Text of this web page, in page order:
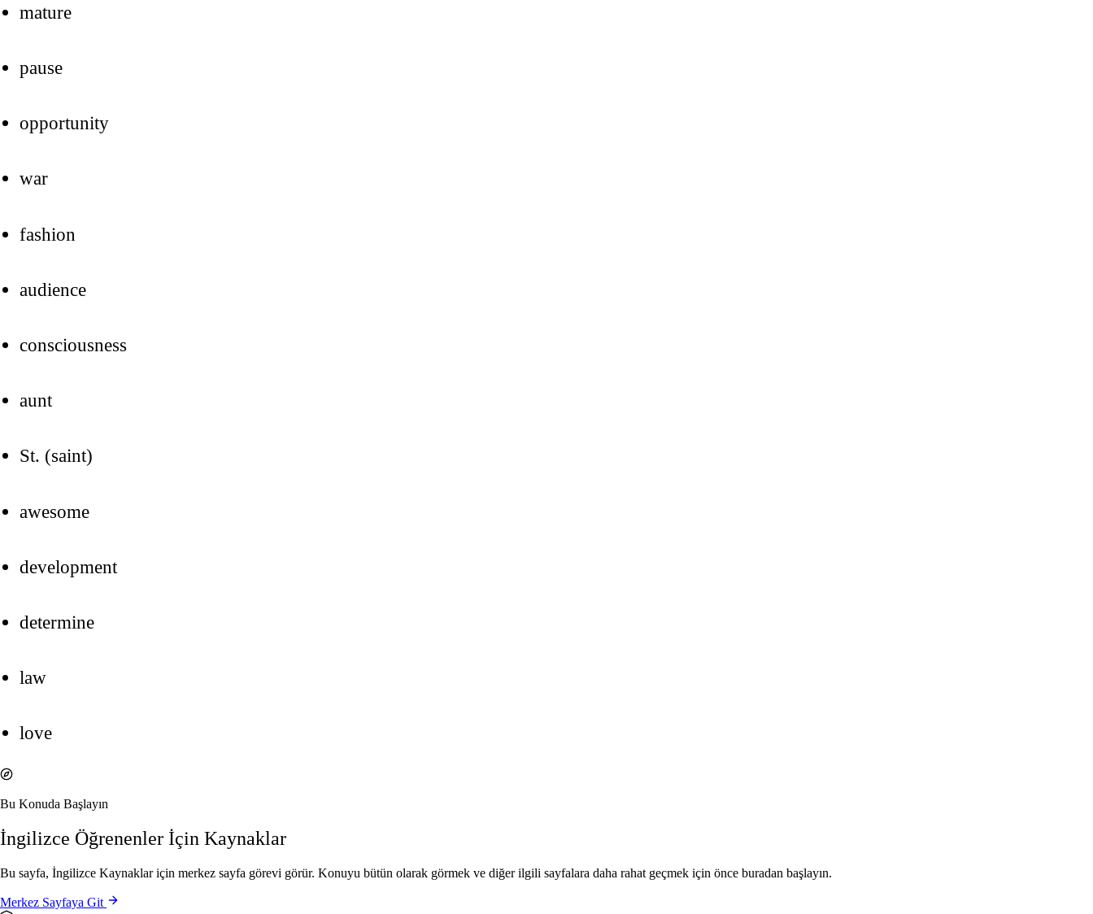
mature
pause
opportunity
war
fashion
audience
consciousness
aunt
St. (saint)
awesome
development
determine
law
love
Bu Konuda Başlayın
İngilizce Öğrenenler İçin Kaynaklar
Bu sayfa, İngilizce Kaynaklar için merkez sayfa görevi görür. Konuyu bütün olarak görmek ve diğer ilgili sayfalara daha rahat geçmek için önce buradan başlayın.
Merkez Sayfaya Git